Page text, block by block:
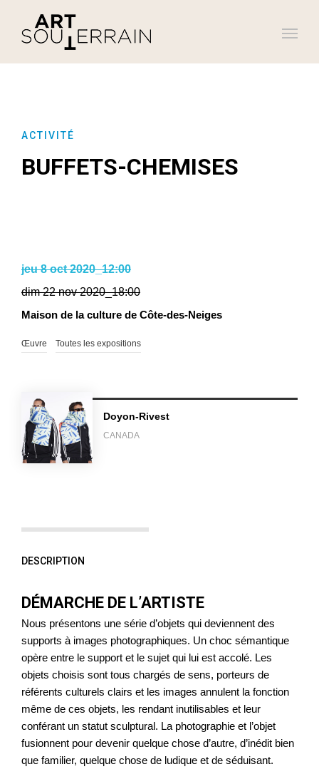
ACTIVITÉ
BUFFETS-CHEMISES
jeu 8 oct 2020_12:00
dim 22 nov 2020_18:00
Maison de la culture de Côte-des-Neiges
Œuvre Toutes les expositions
Doyon-Rivest
CANADA
DESCRIPTION
DÉMARCHE DE L’ARTISTE
Nous présentons une série d’objets qui deviennent des
supports à images photographiques. Un choc sémantique
opère entre le support et le sujet qui lui est accolé. Les
objets choisis sont tous chargés de sens, porteurs de
référents culturels clairs et les images annulent la fonction
même de ces objets, les rendant inutilisables et leur
conférant un statut sculptural. La photographie et l’objet
fusionnent pour devenir quelque chose d’autre, d’inédit bien
que familier, quelque chose de ludique et de séduisant.